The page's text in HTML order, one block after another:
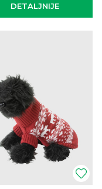
DETALJNIJE